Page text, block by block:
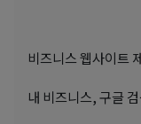
비즈니스 웹사이트
내 비즈니스, 구글